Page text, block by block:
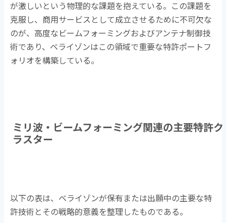
が激しいという物理的な課題を抱えている。この課題を
克服し、商用サービスとして成立させるために不可欠な
のが、高度なビームフォーミングおよびアンテナ制御技
術であり、ベライゾンはこの領域で重要な特許ポートフ
ォリオを構築している。
ミリ波・ビームフォーミング関連の主要特許ク
ラスター
以下の表は、ベライゾンが保有または出願中の主要な特
許技術とその戦略的意義を整理したものである。